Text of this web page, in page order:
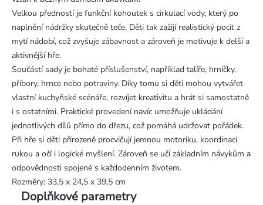
Velkou předností je funkční kohoutek s cirkulací vody, který po
naplnění nádržky skutečně teče. Děti tak zažijí realistický pocit z
mytí nádobí, což zvyšuje zábavnost a zároveň je motivuje k delší a
aktivnější hře.
Součástí sady je bohaté příslušenství, například talíře, hrníčky,
příbory, hrnce nebo potraviny. Díky tomu si děti mohou vytvářet
vlastní kuchyňské scénáře, rozvíjet kreativitu a hrát si samostatně
i s ostatními. Praktické provedení navíc umožňuje ukládání
jednotlivých dílů přímo do dřezu, což pomáhá udržovat pořádek.
Při hře si děti přirozeně procvičují jemnou motoriku, koordinaci
rukou a očí i logické myšlení. Zároveň se učí základním návykům a
odpovědnosti spojené s každodenním životem.
Rozměry: 33,5 x 24,5 x 39,5 cm
Doplňkové parametry